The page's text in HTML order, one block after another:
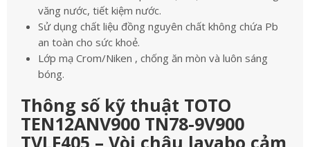
văng nước, tiết kiệm nước.
Sử dụng chất liệu đồng nguyên chất không chứa Pb
an toàn cho sức khoẻ.
Lớp mạ Crom/Niken , chống ăn mòn và luôn sáng
bóng.
Thông số kỹ thuật TOTO
TEN12ANV900 TN78-9V900
TVLF405 – Vòi chậu lavabo cảm